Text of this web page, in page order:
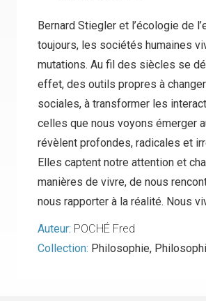
Bernard Stiegler et l’écologie de
toujours, les sociétés humaines
mutations. Au fil des siècles se
effet, des outils propres à
sociales, à transformer les
celles que nous voyons émerger
révèlent profondes, radicales et
Elles captent notre attention et
manières de vivre, de nous
nous rapporter à la réalité. Nous
Auteur: POCHÉ Fred
Collection: Philosophie,